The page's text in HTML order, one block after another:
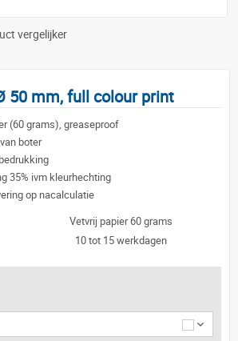
vergelijker
50 mm, full colour print
(60 grams), greaseproof
boter
35% ivm kleurhechting
op nacalculatie
Vetvrij papier 60 grams
10 tot 15 werkdagen